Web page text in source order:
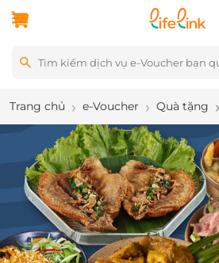
Trang chủ e-Voucher Quà tặng